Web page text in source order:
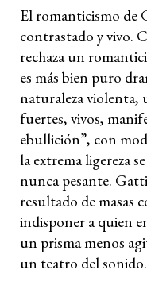
El romanticismo de
contrastado y vivo.
rechaza un
es más bien puro
naturaleza violenta,
fuertes, vivos,
ebullición”, con
la extrema ligereza
nunca pesante.
resultado de masas
indisponer a quien
un prisma menos
un teatro del sonido.